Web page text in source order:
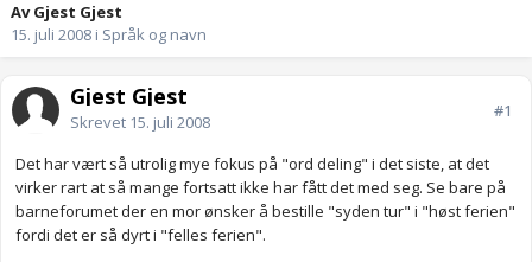
Av Gjest Gjest
15. juli 2008 i Språk og navn
Gjest Gjest
Skrevet 15. juli 2008
#1
Det har vært så utrolig mye fokus på "ord deling" i det siste, at det
virker rart at så mange fortsatt ikke har fått det med seg. Se bare på
barneforumet der en mor ønsker å bestille "syden tur" i "høst ferien"
fordi det er så dyrt i "felles ferien".